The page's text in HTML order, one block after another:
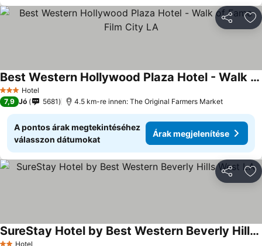
3 Kategória
Hotel
Best Western Hollywood Plaza Hotel - Walk of Fame Film City LA
7,9 Jó 5681 4.5 km-re innen: The Original Farmers Market
A pontos árak megtekintéséhez
válasszon dátumokat
Árak megjelenítése
Hotel
SureStay Hotel by Best Western Beverly Hills West LA